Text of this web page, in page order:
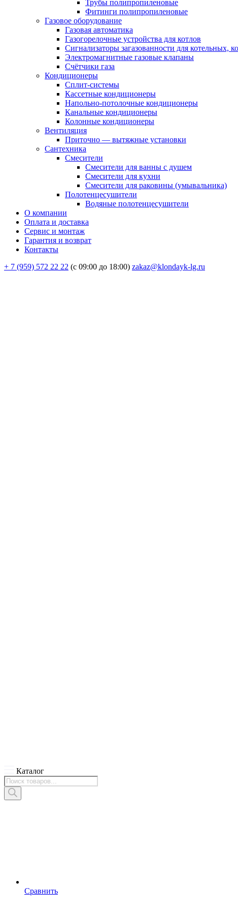
Трубы полипропиленовые
Фитинги полипропиленовые
Газовое оборудование
Газовая автоматика
Газогорелочные устройства для котлов
Сигнализаторы загазованности для котельных,
Электромагнитные газовые клапаны
Счётчики газа
Кондиционеры
Сплит-системы
Кассетные кондиционеры
Напольно-потолочные кондиционеры
Канальные кондиционеры
Колонные кондиционеры
Вентиляция
Приточно — вытяжные установки
Сантехника
Смесители
Смесители для ванны с душем
Смесители для кухни
Смесители для раковины (умывальника)
Полотенцесушители
Водяные полотенцесушители
О компании
Оплата и доставка
Сервис и монтаж
Гарантия и возврат
Контакты
+ 7 (959) 572 22 22 (с 09:00 до 18:00) zakaz@klondayk-lg.ru
Каталог
Поиск
товаров
Сравнить